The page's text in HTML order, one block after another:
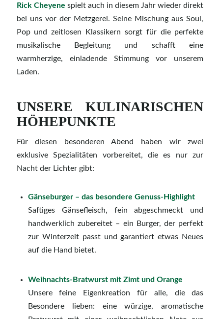
Rick Cheyene spielt auch in diesem Jahr wieder direkt
bei uns vor der Metzgerei. Seine Mischung aus Soul,
Pop und zeitlosen Klassikern sorgt für die perfekte
musikalische Begleitung und schafft eine
warmherzige, einladende Stimmung vor unserem
Laden.
UNSERE KULINARISCHEN
HÖHEPUNKTE
Für diesen besonderen Abend haben wir zwei
exklusive Spezialitäten vorbereitet, die es nur zur
Nacht der Lichter gibt:
Gänseburger – das besondere Genuss-Highlight
Saftiges Gänsefleisch, fein abgeschmeckt und
handwerklich zubereitet – ein Burger, der perfekt
zur Winterzeit passt und garantiert etwas Neues
auf die Hand bietet.
Weihnachts-Bratwurst mit Zimt und Orange
Unsere feine Eigenkreation für alle, die das
Besondere lieben: eine würzige, aromatische